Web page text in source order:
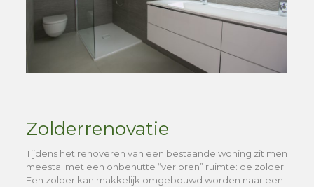
Zolderrenovatie
Tijdens het renoveren van een bestaande woning zit men
meestal met een onbenutte “verloren” ruimte: de zolder.
Een zolder kan makkelijk omgebouwd worden naar een